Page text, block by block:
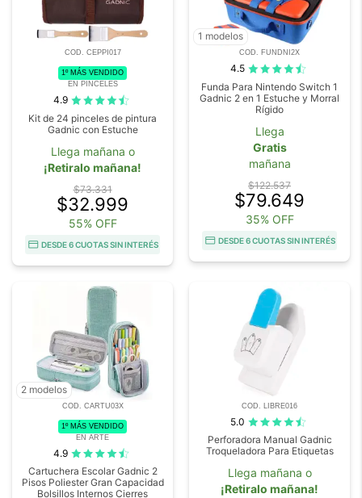
COD. CEPPI017
1º MÁS VENDIDO
EN PINCELES
4.9
Kit de 24 pinceles de pintura
Gadnic con Estuche
Llega mañana o
¡Retiralo mañana!
$73.331
$32.999
55% OFF
DESDE 6 CUOTAS SIN INTERÉS
1 modelos
COD. FUNDNI2X
4.5
Funda Para Nintendo Switch 1
Gadnic 2 en 1 Estuche y Morral
Rígido
Llega
Gratis
mañana
$122.537
$79.649
35% OFF
DESDE 6 CUOTAS SIN INTERÉS
2 modelos
COD. CARTU03X
1º MÁS VENDIDO
EN ARTE
4.9
Cartuchera Escolar Gadnic 2
Pisos Poliester Gran Capacidad
Bolsillos Internos Cierres
COD. LIBRE016
5.0
Perforadora Manual Gadnic
Troqueladora Para Etiquetas
Llega mañana o
¡Retiralo mañana!